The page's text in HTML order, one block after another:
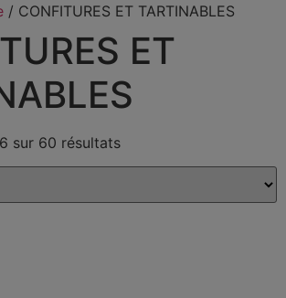
/ CONFITURES ET TARTINABLES
ET
sur 60 résultats